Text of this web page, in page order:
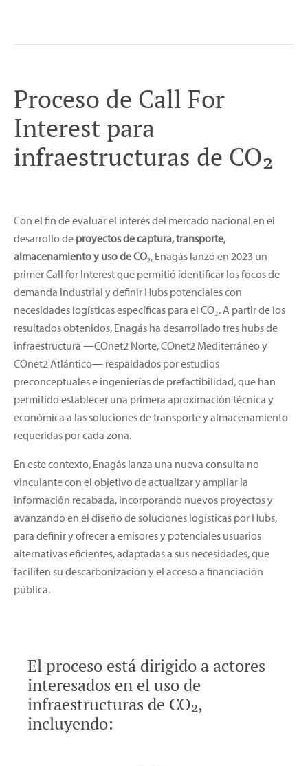
Proceso de Call For
Interest para
infraestructuras de CO₂
Con el fin de evaluar el interés del mercado nacional en el
desarrollo de proyectos de captura, transporte,
almacenamiento y uso de CO₂, Enagás lanzó en 2023 un
primer Call for Interest que permitió identificar los focos de
demanda industrial y definir Hubs potenciales con
necesidades logísticas específicas para el CO₂. A partir de los
resultados obtenidos, Enagás ha desarrollado tres hubs de
infraestructura —COnet2 Norte, COnet2 Mediterráneo y
COnet2 Atlántico— respaldados por estudios
preconceptuales e ingenierías de prefactibilidad, que han
permitido establecer una primera aproximación técnica y
económica a las soluciones de transporte y almacenamiento
requeridas por cada zona.
En este contexto, Enagás lanza una nueva consulta no
vinculante con el objetivo de actualizar y ampliar la
información recabada, incorporando nuevos proyectos y
avanzando en el diseño de soluciones logísticas por Hubs,
para definir y ofrecer a emisores y potenciales usuarios
alternativas eficientes, adaptadas a sus necesidades, que
faciliten su descarbonización y el acceso a financiación
pública.
El proceso está dirigido a actores
interesados en el uso de
infraestructuras de CO₂,
incluyendo: